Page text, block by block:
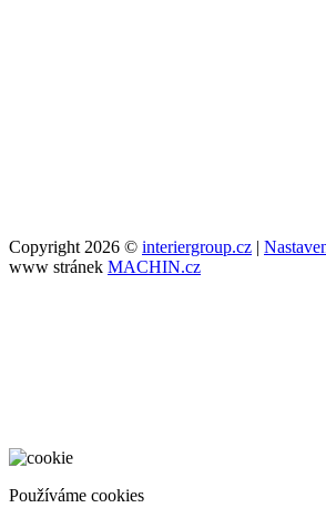
Copyright 2026 © interiergroup.cz |
www stránek MACHIN.cz
Používáme cookies